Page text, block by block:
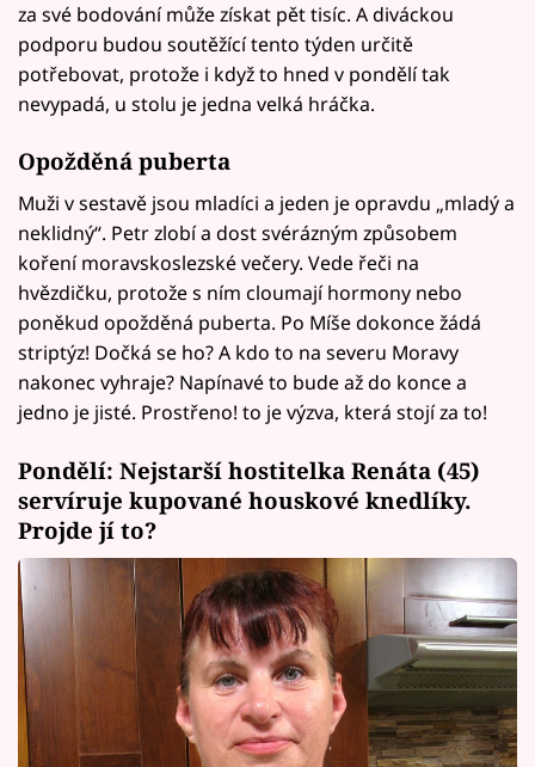
za své bodování může získat pět tisíc. A diváckou
podporu budou soutěžící tento týden určitě
potřebovat, protože i když to hned v pondělí tak
nevypadá, u stolu je jedna velká hráčka.
Opožděná puberta
Muži v sestavě jsou mladíci a jeden je opravdu „mladý a
neklidný“. Petr zlobí a dost svérázným způsobem
koření moravskoslezské večery. Vede řeči na
hvězdičku, protože s ním cloumají hormony nebo
poněkud opožděná puberta. Po Míše dokonce žádá
striptýz! Dočká se ho? A kdo to na severu Moravy
nakonec vyhraje? Napínavé to bude až do konce a
jedno je jisté. Prostřeno! to je výzva, která stojí za to!
Pondělí: Nejstarší hostitelka Renáta (45)
servíruje kupované houskové knedlíky.
Projde jí to?